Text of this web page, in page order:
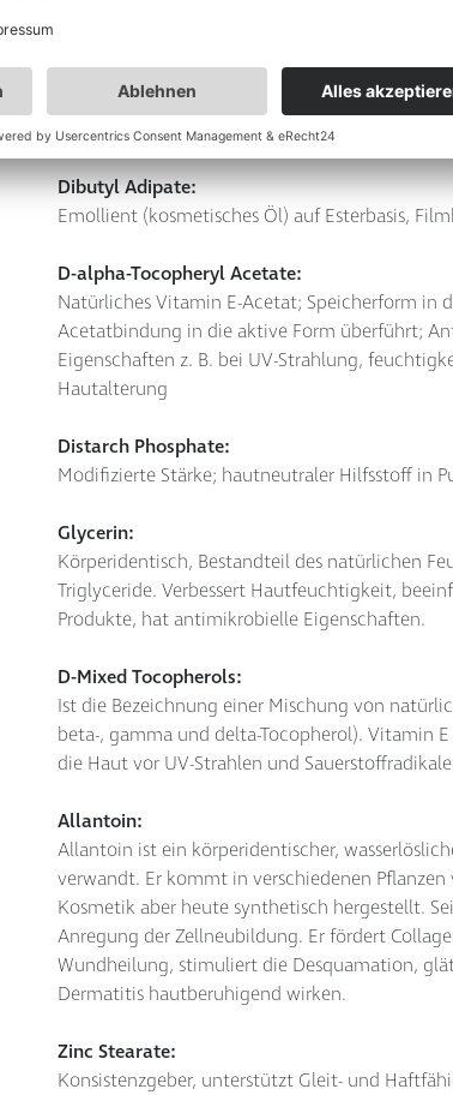
polare (hydrophile) Stoffe wie z. B. Alkohole,
Verwendung in kosmetischen Mitteln wird das
vorbehandelt um Mikroorganismen, die zum
gelöste Salze, die unter Umständen die
beeinträchtigen, zu entfernen (Entkeimung
Dibutyl Adipate:
Emollient (kosmetisches Öl) auf Esterbasis,
D-alpha-Tocopheryl Acetate:
Natürliches Vitamin E-Acetat; Speicherform in
Acetatbindung in die aktive Form überführt;
Eigenschaften z. B. bei UV-Strahlung,
Hautalterung
Distarch Phosphate:
Modifizierte Stärke; hautneutraler Hilfsstoff in
Glycerin:
Körperidentisch, Bestandteil des natürlichen
Triglyceride. Verbessert Hautfeuchtigkeit,
Produkte, hat antimikrobielle Eigenschaften.
D-Mixed Tocopherols:
Ist die Bezeichnung einer Mischung von
beta-, gamma und delta-Tocopherol). Vitamin
die Haut vor UV-Strahlen und
Allantoin:
Allantoin ist ein körperidentischer,
verwandt. Er kommt in verschiedenen
Kosmetik aber heute synthetisch hergestellt.
Anregung der Zellneubildung. Er fördert
Wundheilung, stimuliert die Desquamation,
Dermatitis hautberuhigend wirken.
Zinc Stearate:
Konsistenzgeber, unterstützt Gleit- und